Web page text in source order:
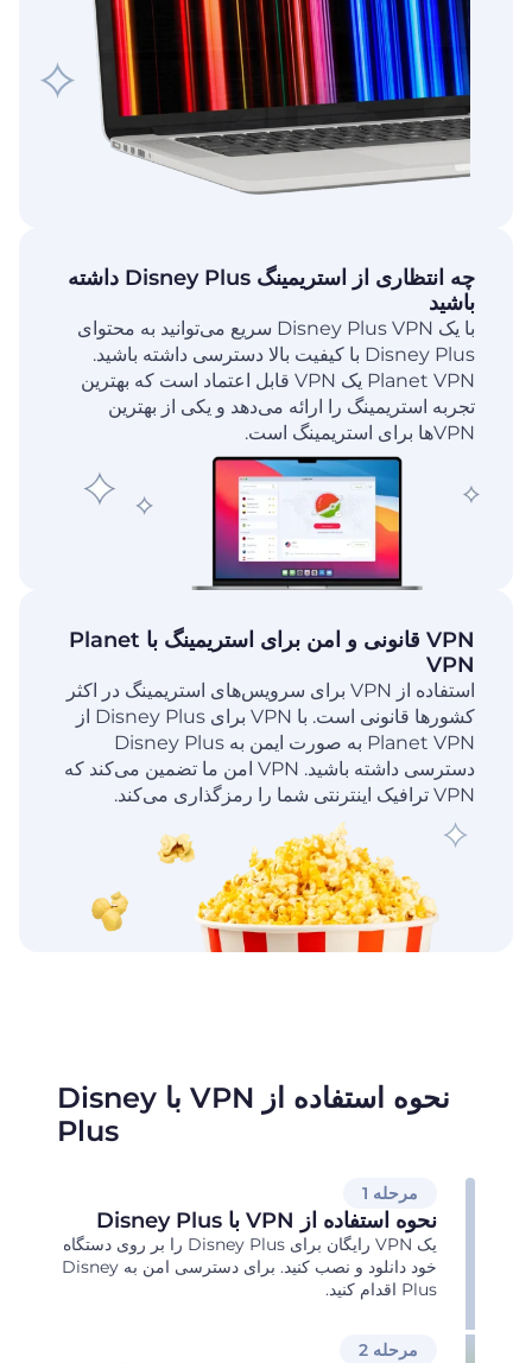
چه انتظاری از استریمینگ Disney Plus داشته
باشید
با یک Disney Plus VPN سریع می‌توانید به محتوای
Disney Plus با کیفیت بالا دسترسی داشته باشید.
Planet VPN یک VPN قابل اعتماد است که بهترین
تجربه استریمینگ را ارائه می‌دهد و یکی از بهترین
VPN‌ها برای استریمینگ است.
VPN قانونی و امن برای استریمینگ با Planet
VPN
استفاده از VPN برای سرویس‌های استریمینگ در اکثر
کشورها قانونی است. با VPN برای Disney Plus از
Planet VPN به صورت ایمن به Disney Plus
دسترسی داشته باشید. VPN امن ما تضمین می‌کند که
VPN ترافیک اینترنتی شما را رمزگذاری می‌کند.
نحوه استفاده از VPN با Disney
Plus
مرحله 1
نحوه استفاده از VPN با Disney Plus
یک VPN رایگان برای Disney Plus را بر روی دستگاه
خود دانلود و نصب کنید. برای دسترسی امن به Disney
Plus اقدام کنید.
مرحله 2